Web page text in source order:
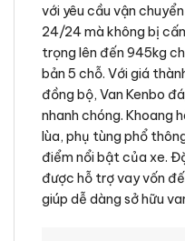
với yêu cầu vận
24/24 mà không bị
trọng lên đến 945kg
bản 5 chỗ. Với giá
đồng bộ, Van Kenbo
nhanh chóng. Khoang
lùa, phụ tùng phổ
điểm nổi bật của xe.
được hỗ trợ vay vốn
giúp dễ dàng sở hữu